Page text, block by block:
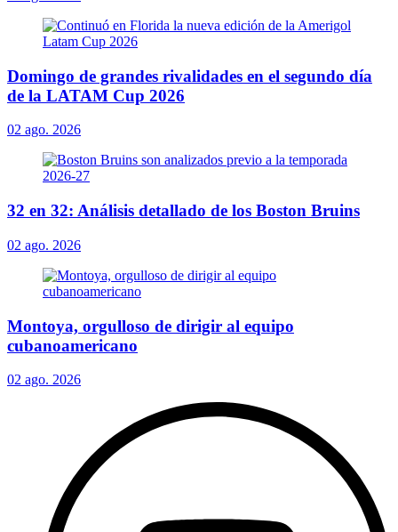
Domingo de grandes rivalidades en el segundo día
de la LATAM Cup 2026
02 ago. 2026
32 en 32: Análisis detallado de los Boston Bruins
02 ago. 2026
Montoya, orgulloso de dirigir al equipo
cubanoamericano
02 ago. 2026